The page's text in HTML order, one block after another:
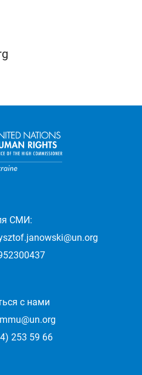
СМИ:
с нами
253 59 66